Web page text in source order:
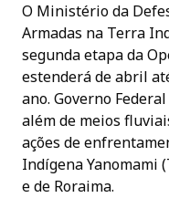
O Ministério da
Armadas na Terra
segunda etapa da
estenderá de abril
ano. Governo
além de meios
ações de
Indígena Yanomami
e de Roraima.